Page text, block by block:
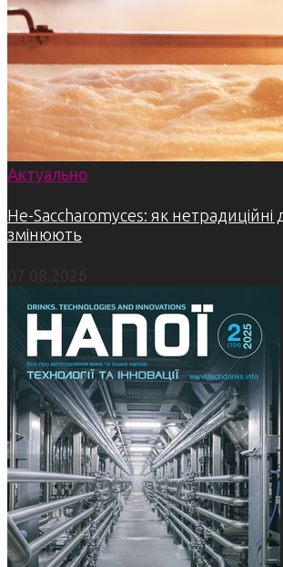
Актуально
Не-Saccharomyces: як нетрадиційні
змінюють